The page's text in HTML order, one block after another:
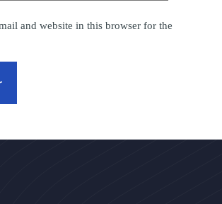
and website in this browser for the